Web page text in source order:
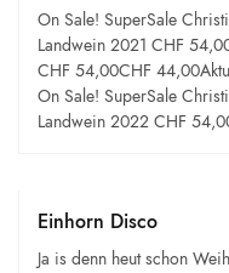
On Sale! SuperSale
Landwein 2021 CHF
CHF 54,00CHF
On Sale! SuperSale
Landwein 2022 CHF
Einhorn Disco
Ja is denn heut schon